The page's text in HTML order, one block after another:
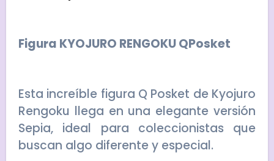
Figura KYOJURO RENGOKU QPosket
Esta increíble figura Q Posket de Kyojuro
Rengoku llega en una elegante versión
Sepia, ideal para coleccionistas que
buscan algo diferente y especial.